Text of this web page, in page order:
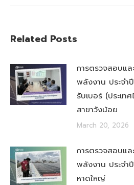
Related Posts
การตรวจสอบแล
พลังงาน ประจำ
รับเบอร์ (ประเท
สาขาวังน้อย
March 20, 2026
การตรวจสอบแล
พลังงาน ประจำ
หาดใหญ่